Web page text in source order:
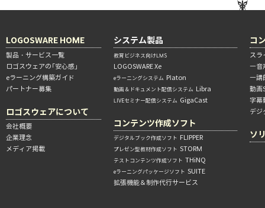
LOGOSWARE HOME
製品・サービス一覧
ロゴスウェアの「安心感」
eラーニング構築ガイド
パートナー募集
ロゴスウェアについて
会社概要
企業理念
メディア掲載
システム製品
教育ビジネス向けLMS
LOGOSWARE Xe
eラーニングシステム Platon
動画＆ドキュメント配信システム Libra
LIVEセミナー配信システム GigaCast
コンテンツ作成ソフト
デジタルブック作成ソフト FLIPPER
プレゼン型教材作成ソフト STORM
テストコンテンツ作成ソフト THiNQ
eラーニングパッケージソフト SUITE
拡張機能＆制作代行サービス
コ
ス
―音
―講
動画
字幕
デジ
ソ